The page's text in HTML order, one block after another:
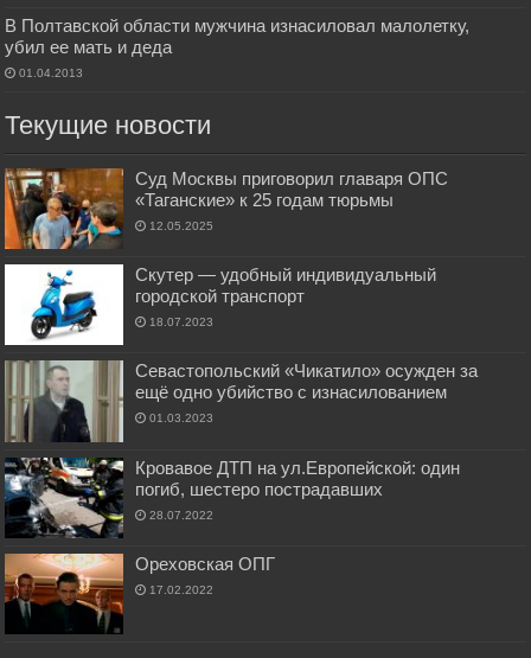
В Полтавской области мужчина изнасиловал малолетку,
убил ее мать и деда
01.04.2013
Текущие новости
Суд Москвы приговорил главаря ОПС
«Таганские» к 25 годам тюрьмы
12.05.2025
Скутер — удобный индивидуальный
городской транспорт
18.07.2023
Севастопольский «Чикатило» осужден за
ещё одно убийство с изнасилованием
01.03.2023
Кровавое ДТП на ул.Европейской: один
погиб, шестеро пострадавших
28.07.2022
Ореховская ОПГ
17.02.2022